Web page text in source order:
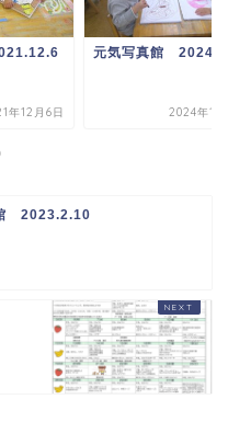
年12月6日
元気写真館
2024年1
2023.2.10